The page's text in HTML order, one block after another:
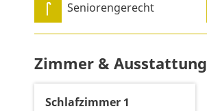
Seniorengerecht
Zimmer & Ausstattung
Schlafzimmer 1